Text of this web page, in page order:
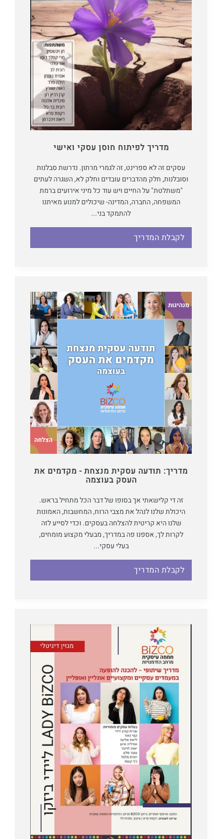
מדריך לפיתוח חוסן עסקי ואישי
עסקים זה לא ספרינט, זה לגמרי מרתון. נדרשת סבלנות
וסובלנות, חלק מהדברים עובדים וחלק לא, השגרה לעתים
"משתלטת" על החיים ויש עוד כל מיני אירועים ברמת
המשפחה, החברה, המדינה- שיכולים למנוע מאיתנו
להתמקד בני...
לקבלת המדריך
מדריך: תודעה עסקית מנצחת - מקדמים את
העסק בעוצמה
זה די קלישאתי אך בסופו של דבר הכל מתחיל בראש.
היכולת שלנו לנהל את מצבי הרוח, המחשבות, האמונות
שלנו היא קריטית להצלחה בעסקים. וכדי לסייע לזה
לקרות לך, אספנו פה במדריך, מבעלי מקצוע מומחים,
בעלי עסקי...
לקבלת המדריך